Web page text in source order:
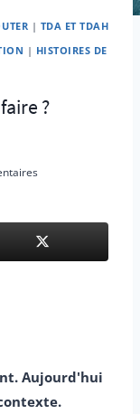
| TDA ET TDAH
| HISTOIRES DE
?
Aujourd'hui